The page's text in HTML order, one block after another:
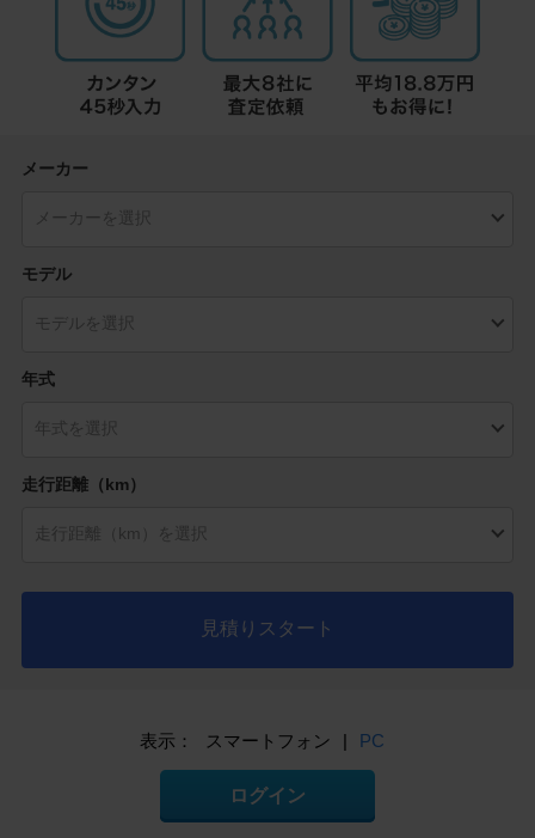
メーカー
モデル
年式
走行距離（km）
見積りスタート
表示： スマートフォン | PC
ログイン